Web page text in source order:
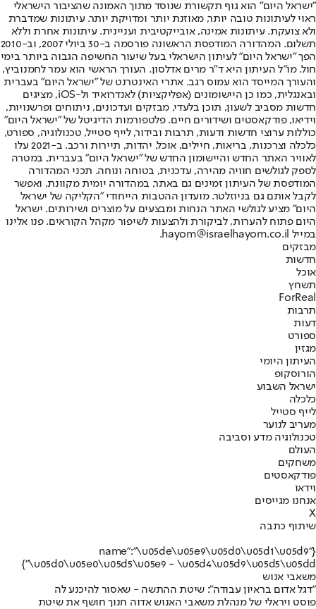
"ישראל היום" הוא גוף תקשורת שנוסד מתוך האמונה שהציבור הישראלי
ראוי לעיתונות טובה יותר, מאוזנת יותר ומדויקת יותר. עיתונות שמדברת
ולא צועקת. עיתונות אמינה, אובייקטיבית ועניינית. עיתונות אחרת וללא
תשלום. המהדורה המודפסת הראשונה פורסמה ב-30 ביולי 2007, וב-2010
הפך "ישראל היום" לעיתון הישראלי בעל שיעור החשיפה הגבוה ביותר בימי
חול. מו"ל העיתון היא ד"ר מרים אדלסון. העורך הראשי הוא עמר לחמנוביץ,
והעורך המייסד הוא עמוס רגב. אתרי האינטרנט של "ישראל היום" בעברית
ובאנגלית, כמו כן היישומונים (אפליקציות) לאנדרואיד ול-iOS, מציגים
חדשות מסביב לשעון, תוכן בלעדי, מבזקים ועדכונים, ניתוחים ופרשנויות,
וידיאו, פודקאסטים ושידורים חיים. פלטפורמות הדיגיטל של "ישראל היום"
כוללות ערוצי חדשות ודעות, תרבות ובידור, לייף סטייל, טכנולוגיה, ספורט,
כלכלה וצרכנות, בריאות, חיילים, אוכל, יהדות, תיירות ורכב. ב-2021 עלו
לאוויר האתר החדש והיישומון החדש של "ישראל היום" בעברית, במטרה
לספק לגולשים חוויה מהירה, עדכנית, בטוחה ונוחה. תכני המהדורה
המודפסת של העיתון זמינים גם באתר, במהדורה יומית מקוונת, ואפשר
לקבל אותם גם בניוזלטר. מועדון ההטבות הייחודי "הקליקה של ישראל
היום" מציע לגולשי האתר הנחות ומבצעים על מוצרים ושירותים. ישראל
היום פתוח להערות, לביקורת ולהצעות לשיפור מקהל הקוראים. פנו אלינו
במייל hayom@israelhayom.co.il.
מבזקים
חדשות
אוכל
תשחץ
ForReal
תרבות
דעות
ספורט
מגזין
העיתון היומי
הורוסקופ
ישראל השבוע
כלכלה
לייף סטייל
מעריב לנוער
טכנולוגיה מדע וסביבה
העולם
משחקים
פודקאסטים
וידאו
אנחנו מגייסים
X
שיתוף כתבה
{"name":"\u05de\u05e9\u05d0\u05d1\u05d9
\u05d0\u05e0\u05d5\u05e9 - \u05d4\u05d9\u05d5\u05dd"}
משאבי אנוש
"דגל אדום בראיון עבודה": שיטת ההתשה - שאסור להיכנע לה
פוסט ויראלי של מנהלת משאבי האנוש אדוה חנוך חושף את שיטת